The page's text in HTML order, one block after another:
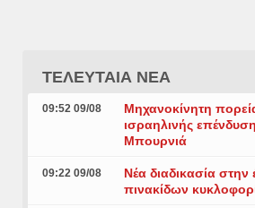
ΤΕΛΕΥΤΑΙΑ ΝΕΑ
09:52 09/08
Μηχανοκίνητη
ισραηλινής
Μπουρνιά
09:22 09/08
Νέα διαδικασία στην
πινακίδων